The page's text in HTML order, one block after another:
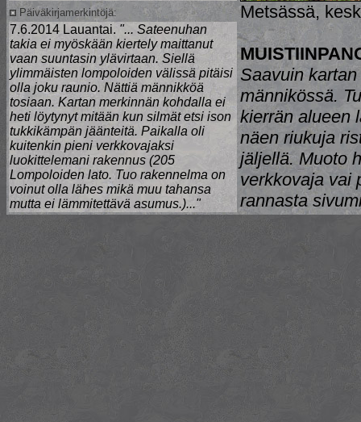
Metsässä,
Saavuin
männikössä.
kierrän alueen
näen riukuja
jäljellä. Muoto
verkkovaja vai
rannasta
Päiväkirjamerkintöjä:
7.6.2014 Lauantai. "... Sateenuhan
takia ei myöskään kiertely maittanut
vaan suuntasin ylävirtaan. Siellä
ylimmäisten lompoloiden välissä pitäisi
olla joku raunio. Nättiä männikköä
tosiaan. Kartan merkinnän kohdalla ei
heti löytynyt mitään kun silmät etsi ison
tukkikämpän jäänteitä. Paikalla oli
kuitenkin pieni verkkovajaksi
luokittelemani rakennus (205
Lompoloiden lato. Tuo rakennelma on
voinut olla lähes mikä muu tahansa
mutta ei lämmitettävä asumus.)..."